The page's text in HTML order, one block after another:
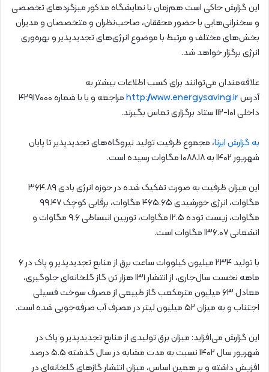
این گزارش حاکی است هم‌زمان با نمایشگاه مذکور میزگردهای تخصصی
و سخنرانی‌هایی با حضور محققان، صاحب‌نظران و متخصصان و مدیران
بخش‌های مختلف و مرتبط با موضوع انرژی‌های تجدیدپذیر و بهره‌وری
انرژی برگزار خواهد شد.
علاقه‌مندان می‌توانند برای کسب اطلاعات بیشتر به
آدرسhttp://www.energysaving.ir
مراجعه و یا با شماره ۴۲۹۱۷۰۰۰
داخلی ۱۰۱-۱۱۲ ستاد برگزاری تماس بگیرند.
به گزارش ایرنا، مجموع ظرفیت تولید نیروگاه‌های تجدیدپذیر تا پایان
شهریور ۱۴۰۲ به ۱۰۸۸.۱۸ مگاوات رسیده است.
این میزان ظرفیت به صورت تفکیک شده در حوزه انرژی بادی ۳۶۴.۸۹
مگاوات، انرژی خورشیدی ۴۶۵.۶۵ مگاوات، برقابی کوچک ۹۹.۴۷
مگاوات، زیست توده ۱۲.۵ مگاوات، توربین انبساطی ۹.۶ مگاوات و
انشعابی ۱۳۶.۰۷ مگاوات است.
با تولید ۲۳۴ میلیون کیلووات ساعت برق از منابع تجدیدپذیر و پاک در ۶
ماهه نخست سال‌جاری، از انتشار ۱۳۱ هزار تن گاز گلخانه‌ای جلوگیری،
معادل ۶۳ میلیون مترمکعب گاز طبیعی از مصرف سوخت فسیلی
اجتناب و به میزان ۵۲ میلیون لیتر در مصرف آب صرفه‌جویی شده است.
این گزارش می‌افزاید: میزان برق تولیدی از منابع تجدیدپذیر و پاک در
شهریور سال ۱۴۰۲ نسبت به مدت مشابه در سال گذشته ۵.۵ درصد
افزیش داشته و بر همین اساس، میزان انتشار گازهای گلخانه‌ای در